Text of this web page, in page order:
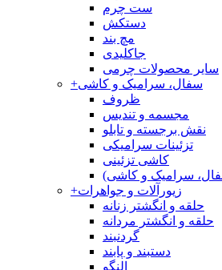
ست چرم
دستکش
مچ بند
جاکلیدی
سایر محصولات چرمی
+سفال، سرامیک و کاشی
ظروف
مجسمه و تندیس
نقش برجسته و تابلو
تزئینات سرامیکی
کاشی تزئینی
سرامیک و کاشی)
+زیورآلات و جواهرات
حلقه و انگشتر زنانه
حلقه و انگشتر مردانه
گردنبند
دستبند و پابند
النگو